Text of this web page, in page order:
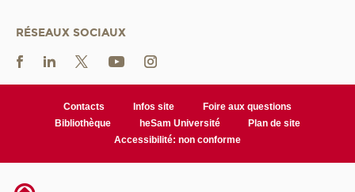
RÉSEAUX SOCIAUX
Contacts Infos site
Foire aux questions
Bibliothèque
heSam Université
Plan de site
Accessibilité: non conforme